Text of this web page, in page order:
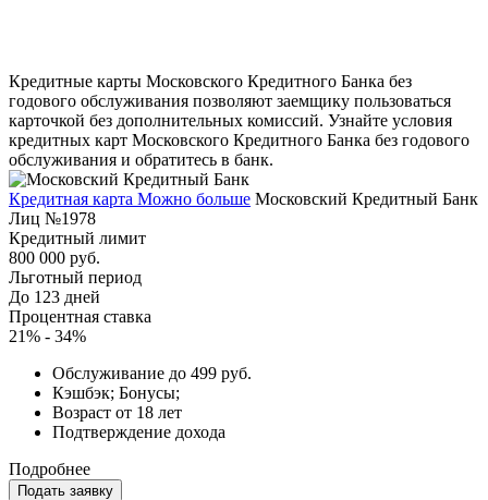
Кредитные карты Московского Кредитного Банка без
годового обслуживания позволяют заемщику пользоваться
карточкой без дополнительных комиссий. Узнайте условия
кредитных карт Московского Кредитного Банка без годового
обслуживания и обратитесь в банк.
Кредитная карта Можно больше Московский Кредитный Банк
Лиц №1978
Кредитный лимит
800 000 руб.
Льготный период
До 123 дней
Процентная ставка
21% - 34%
Обслуживание до 499 руб.
Кэшбэк; Бонусы;
Возраст от 18 лет
Подтверждение дохода
Подробнее
Подать заявку